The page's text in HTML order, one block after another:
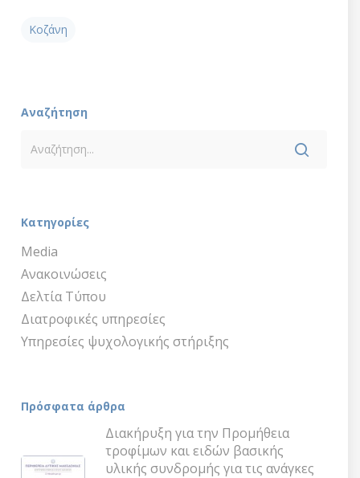
Κοζάνη
Αναζήτηση
Κατηγορίες
Media
Ανακοινώσεις
Δελτία Τύπου
Διατροφικές υπηρεσίες
Υπηρεσίες ψυχολογικής στήριξης
Πρόσφατα άρθρα
Διακήρυξη για την Προμήθεια
τροφίμων και ειδών βασικής
υλικής συνδρομής για τις ανάγκες